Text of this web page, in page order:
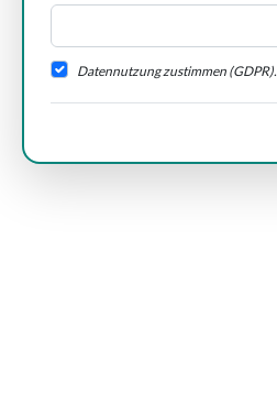
Datennutzung zustimmen (GDPR).